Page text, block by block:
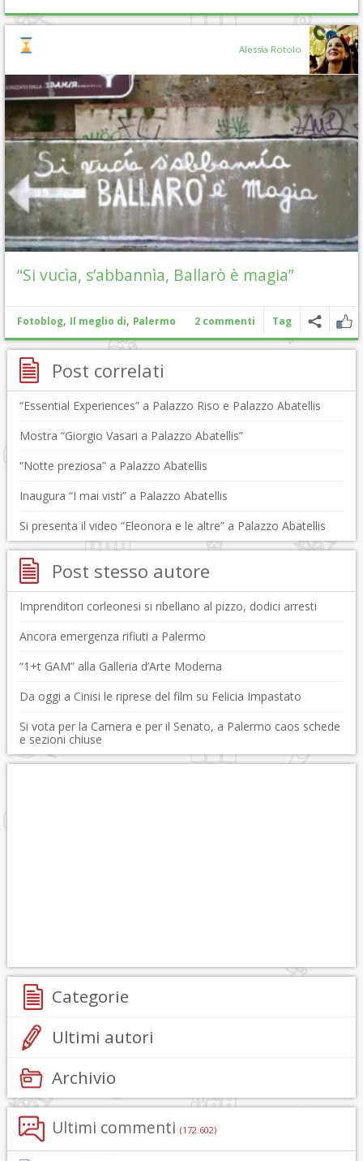
Alessia Rotolo
“Si vucìa, s’abbannìa, Ballarò è magia”
Fotoblog, Il meglio di, Palermo 2 commenti Tag
Post correlati
“Essential Experiences” a Palazzo Riso e Palazzo Abatellis
Mostra “Giorgio Vasari a Palazzo Abatellis”
“Notte preziosa” a Palazzo Abatellis
Inaugura “I mai visti” a Palazzo Abatellis
Si presenta il video “Eleonora e le altre” a Palazzo Abatellis
Post stesso autore
Imprenditori corleonesi si ribellano al pizzo, dodici arresti
Ancora emergenza rifiuti a Palermo
“1+t GAM” alla Galleria d’Arte Moderna
Da oggi a Cinisi le riprese del film su Felicia Impastato
Si vota per la Camera e per il Senato, a Palermo caos schede
e sezioni chiuse
Categorie
Ultimi autori
Archivio
Ultimi commenti (172.602)